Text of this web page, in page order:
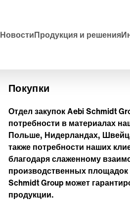
НовостиПродукция и решения
Покупки
Отдел закупок Aebi Schmidt
потребности в материалах
Польше, Нидерландах,
также потребности наших
благодаря слаженному
производственных
Schmidt Group может
продукции.